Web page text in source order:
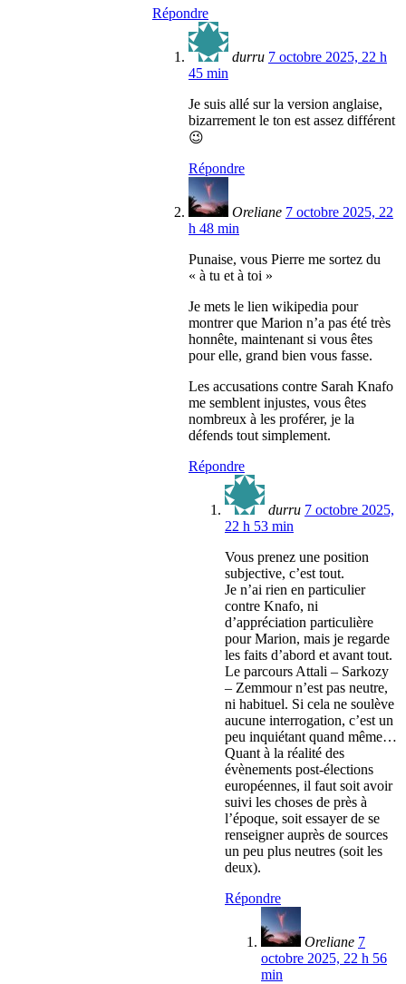
Répondre
durru 7 octobre 2025, 22 h
45 min
Je suis allé sur la version anglaise,
bizarrement le ton est assez différent
😉
Répondre
Oreliane 7 octobre 2025, 22
h 48 min
Punaise, vous Pierre me sortez du
« à tu et à toi »
Je mets le lien wikipedia pour
montrer que Marion n’a pas été très
honnête, maintenant si vous êtes
pour elle, grand bien vous fasse.
Les accusations contre Sarah Knafo
me semblent injustes, vous êtes
nombreux à les proférer, je la
défends tout simplement.
Répondre
durru 7 octobre 2025,
22 h 53 min
Vous prenez une position
subjective, c’est tout.
Je n’ai rien en particulier
contre Knafo, ni
d’appréciation particulière
pour Marion, mais je regarde
les faits d’abord et avant tout.
Le parcours Attali – Sarkozy
– Zemmour n’est pas neutre,
ni habituel. Si cela ne soulève
aucune interrogation, c’est un
peu inquiétant quand même…
Quant à la réalité des
évènements post-élections
européennes, il faut soit avoir
suivi les choses de près à
l’époque, soit essayer de se
renseigner auprès de sources
un peu plus neutres (soit les
deux).
Répondre
Oreliane 7
octobre 2025, 22 h 56
min